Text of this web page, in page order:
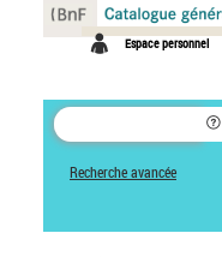
Espace personnel
Recherche avancée
Panneau de gestion des cookies